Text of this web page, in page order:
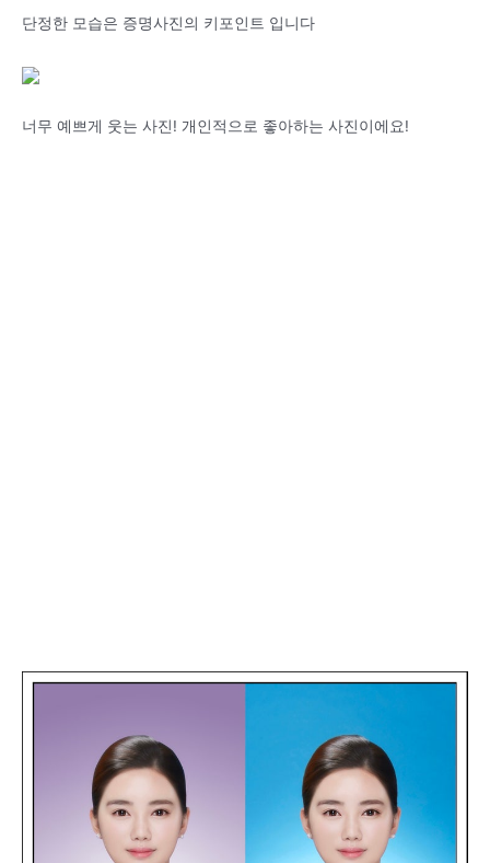
단정한 모습은 증명사진의 키포인트 입니다
너무 예쁘게 웃는 사진! 개인적으로 좋아하는 사진이에요!